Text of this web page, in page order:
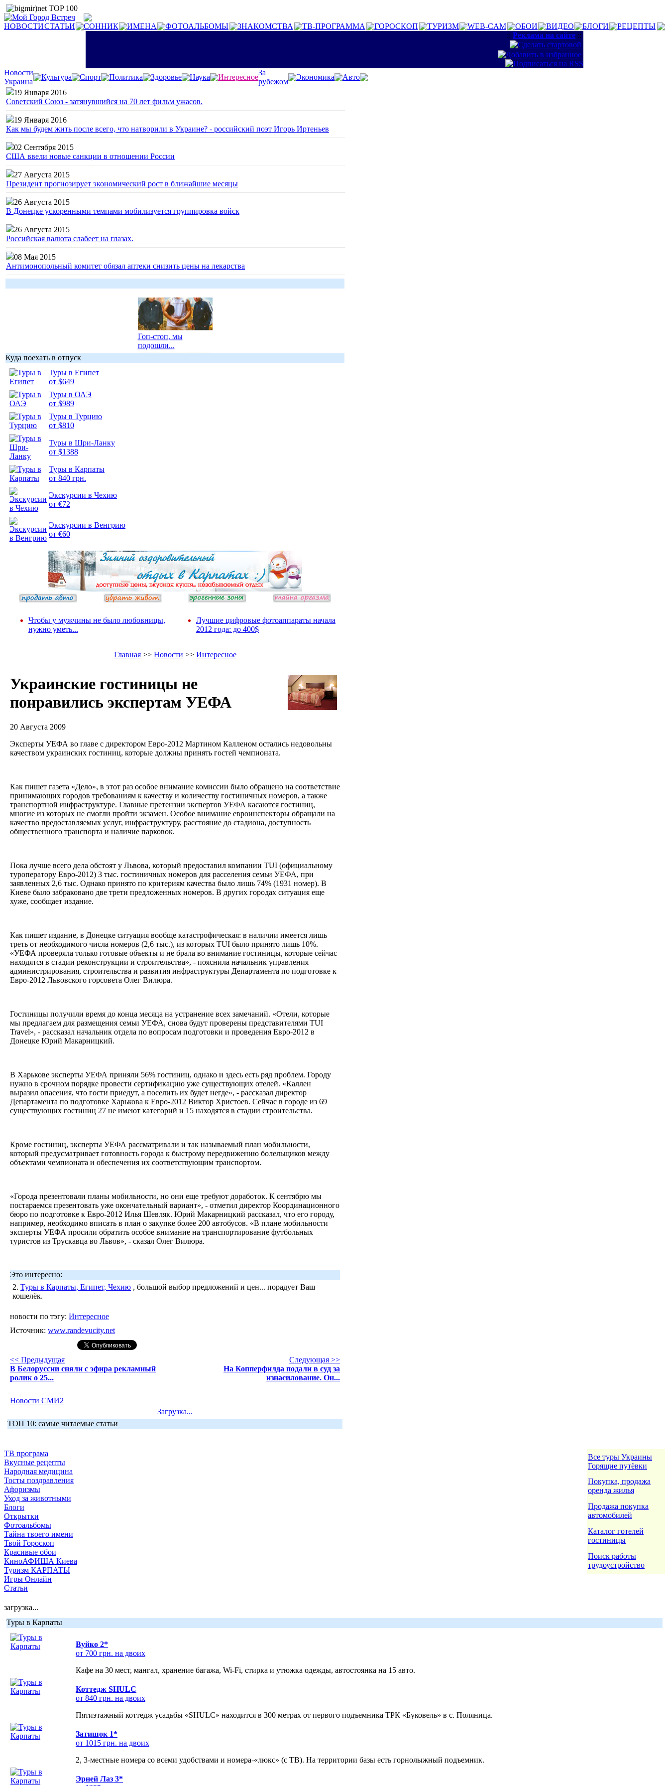
НОВОСТИСТАТЬИ СОННИК ИМЕНА ФОТОАЛЬБОМЫ ЗНАКОМСТВА ТВ-ПРОГРАММА ГОРОСКОП ТУРИЗМ WEB-CAM ОБОИ ВИДЕО БЛОГИ
РЕЦЕПТЫ
:: Реклама на сайте ::
Новости
Украина
Культура Спорт Политика Здоровье Наука Интересное
За
рубежом
Экономика
Авто
19 Января 2016
Советский Союз - затянувшийся на 70 лет фильм ужасов.
19 Января 2016
Как мы будем жить после всего, что натворили в Украине? - российский поэт Игорь Иртеньев
02 Сентября 2015
США ввели новые санкции в отношении России
27 Августа 2015
Президент прогнозирует экономический рост в ближайшие месяцы
26 Августа 2015
В Донецке ускоренными темпами мобилизуется группировка войск
26 Августа 2015
Российская валюта слабеет на глазах.
08 Мая 2015
Антимонопольный комитет обязал аптеки снизить цены на лекарства
Гоп-стоп, мы
подошли...
Куда поехать в отпуск
Туры в Египет
от $649
Туры в ОАЭ
от $989
Туры в Турцию
от $810
Туры в Шри-Ланку
от $1388
Туры в Карпаты
от 840 грн.
Экскурсии в Чехию
от €72
Экскурсии в Венгрию
от €60
Чтобы у мужчины не было любовницы,
нужно уметь...
Лучшие цифровые фотоаппараты начала
2012 года: до 400$
Главная>> Новости >> Интересное
Украинские гостиницы не
понравились экспертам УЕФА
20 Августа 2009
Эксперты УЕФА во главе с директором Евро-2012 Мартином Калленом остались недовольны
качеством украинских гостиниц, которые должны принять гостей чемпионата.
Как пишет газета «Дело», в этот раз особое внимание комиссии было обращено на соответствие
принимающих городов требованиям к качеству и количеству гостиничных номеров, а также
транспортной инфраструктуре. Главные претензии экспертов УЕФА касаются гостиниц,
многие из которых не смогли пройти экзамен. Особое внимание евроинспекторы обращали на
качество предоставляемых услуг, инфраструктуру, расстояние до стадиона, доступность
общественного транспорта и наличие парковок.
Пока лучше всего дела обстоят у Львова, который предоставил компании TUI (официальному
туроператору Евро-2012) 3 тыс. гостиничных номеров для расселения семьи УЕФА, при
заявленных 2,6 тыс. Однако принято по критериям качества было лишь 74% (1931 номер). В
Киеве было забраковано две трети предложенных номеров. В других городах ситуация еще
хуже, сообщает издание.
Как пишет издание, в Донецке ситуация вообще катастрофическая: в наличии имеется лишь
треть от необходимого числа номеров (2,6 тыс.), из которых TUI было принято лишь 10%.
«УЕФА проверяла только готовые объекты и не брала во внимание гостиницы, которые сейчас
находятся в стадии реконструкции и строительства», - пояснила начальник управления
администрирования, строительства и развития инфраструктуры Департамента по подготовке к
Евро-2012 Львовского горсовета Олег Вилюра.
Гостиницы получили время до конца месяца на устранение всех замечаний. «Отели, которые
мы предлагаем для размещения семьи УЕФА, снова будут проверены представителями TUI
Travel», - рассказал начальник отдела по вопросам подготовки и проведения Евро-2012 в
Донецке Юрий Макарницкий.
В Харькове эксперты УЕФА приняли 56% гостиниц, однако и здесь есть ряд проблем. Городу
нужно в срочном порядке провести сертификацию уже существующих отелей. «Каллен
выразил опасения, что гости приедут, а поселить их будет негде», - рассказал директор
Департамента по подготовке Харькова к Евро-2012 Виктор Христоев. Сейчас в городе из 69
существующих гостиниц 27 не имеют категорий и 15 находятся в стадии строительства.
Кроме гостиниц, эксперты УЕФА рассматривали и так называемый план мобильности,
который предусматривает готовность города к быстрому передвижению болельщиков между
объектами чемпионата и обеспечения их соответствующим транспортом.
«Города презентовали планы мобильности, но они еще требуют доработок. К сентябрю мы
постараемся презентовать уже окончательный вариант», - отметил директор Координационного
бюро по подготовке к Евро-2012 Илья Шевляк. Юрий Макарницкий рассказал, что его городу,
например, необходимо вписать в план о закупке более 200 автобусов. «В плане мобильности
эксперты УЕФА просили обратить особое внимание на транспортирование футбольных
туристов из Трускавца во Львов», - сказал Олег Вилюра.
Это интересно:
2. Туры в Карпаты, Египет, Чехию , большой выбор предложений и цен... порадует Ваш
кошелёк.
новости по тэгу: Интересное
Источник: www.randevucity.net
<< Предыдущая
В Белоруссии сняли с эфира рекламный
ролик о 25...
Следующая >>
На Копперфилда подали в суд за
изнасилование. Он...
Новости СМИ2
Загрузка...
ТОП 10: самые читаемые статьи
ТВ програма
Вкусные рецепты
Народная медицина
Тосты поздравления
Афоризмы
Уход за животными
Блоги
Открытки
Фотоальбомы
Тайна твоего имени
Твой Гороскоп
Красивые обои
КиноАФИША Киева
Туризм КАРПАТЫ
Игры Онлайн
Статьи
Все туры Украины
Горящие путёвки
Покупка, продажа
оренда жилья
Продажа покупка
автомобилей
Каталог готелей
гостиницы
Поиск работы
трудоустройство
загрузка...
Туры в Карпаты
Вуйко 2*
от 700 грн. на двоих
Кафе на 30 мест, мангал, хранение багажа, Wi-Fi, стирка и утюжка одежды, автостоянка на 15 авто.
Коттедж SHULC
от 840 грн. на двоих
Пятиэтажный коттедж усадьбы «SHULC» находится в 300 метрах от первого подъемника ТРК «Буковель» в с. Поляница.
Затишок 1*
от 1015 грн. на двоих
2, 3-местные номера со всеми удобствами и номера-«люкс» (с ТВ). На территории базы есть горнолыжный подъемник.
Эрней Лаз 3*